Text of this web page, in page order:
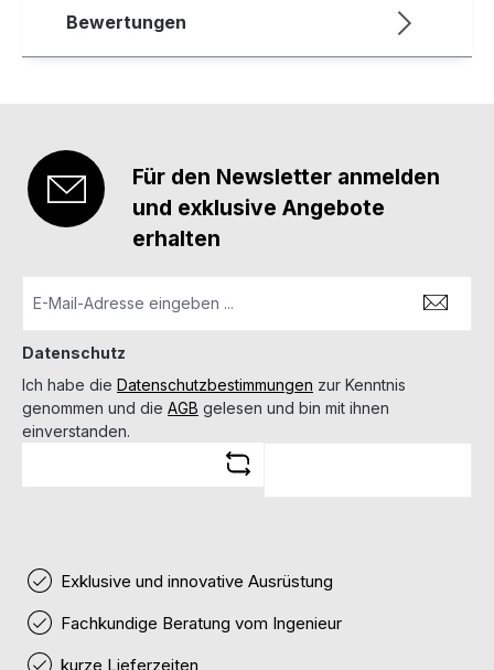
Bewertungen
Für den Newsletter anmelden
und exklusive Angebote
erhalten
Datenschutz
Ich habe die Datenschutzbestimmungen zur Kenntnis
genommen und die AGB gelesen und bin mit ihnen
einverstanden.
Exklusive und innovative Ausrüstung
Fachkundige Beratung vom Ingenieur
kurze Lieferzeiten